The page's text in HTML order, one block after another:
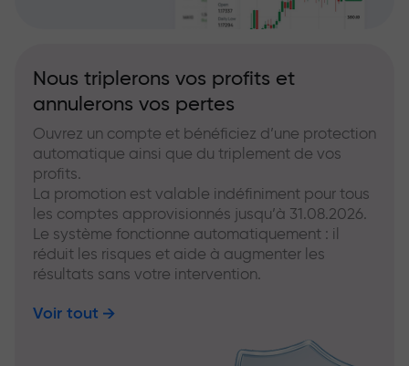
Nous triplerons vos profits et
annulerons vos pertes
Ouvrez un compte et bénéficiez d’une protection
automatique ainsi que du triplement de vos
profits.
La promotion est valable indéfiniment pour tous
les comptes approvisionnés jusqu’à 31.08.2026.
Le système fonctionne automatiquement : il
réduit les risques et aide à augmenter les
résultats sans votre intervention.
Voir tout